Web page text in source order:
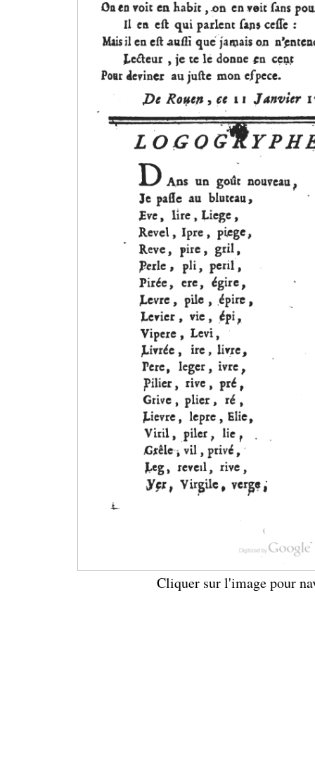
Cliquer sur l'image pour